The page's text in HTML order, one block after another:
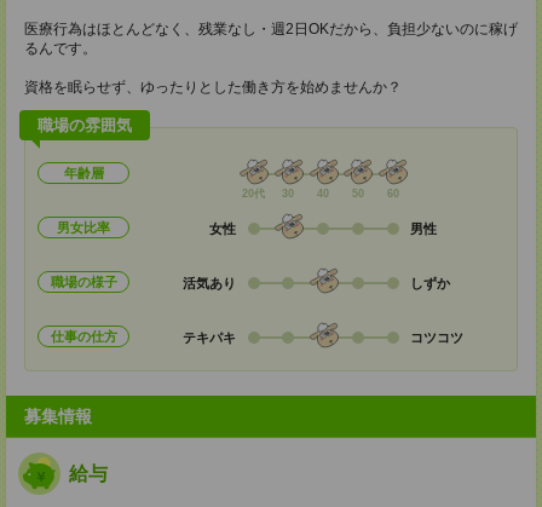
医療行為はほとんどなく、残業なし・週2日OKだから、負担少ないのに稼げ
るんです。
資格を眠らせず、ゆったりとした働き方を始めませんか？
職場の雰囲気
年齢層
20代 30 40 50 60
男女比率 女性 男性
職場の様子 活気あり しずか
仕事の仕方 テキパキ コツコツ
募集情報
給与